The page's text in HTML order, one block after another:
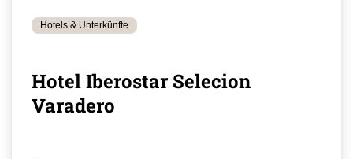
Hotels & Unterkünfte
Hotel Iberostar Selecion
Varadero